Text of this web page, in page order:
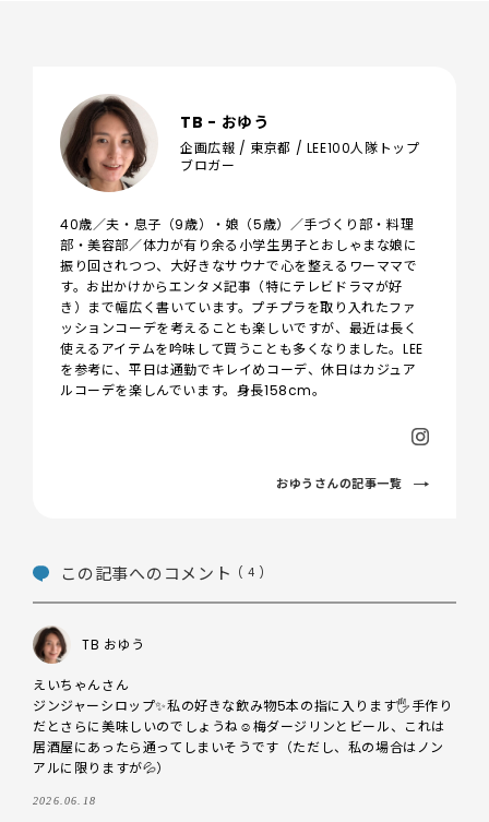
TB - おゆう
企画広報 / 東京都 / LEE100人隊トップ
ブロガー
40歳／夫・息子（9歳）・娘（5歳）／手づくり部・料理
部・美容部／体力が有り余る小学生男子とおしゃまな娘に
振り回されつつ、大好きなサウナで心を整えるワーママで
す。お出かけからエンタメ記事（特にテレビドラマが好
き）まで幅広く書いています。プチプラを取り入れたファ
ッションコーデを考えることも楽しいですが、最近は長く
使えるアイテムを吟味して買うことも多くなりました。LEE
を参考に、平日は通勤でキレイめコーデ、休日はカジュア
ルコーデを楽しんでいます。身長158cm。
おゆうさんの記事一覧
この記事へのコメント ( 4 )
TB おゆう
えいちゃんさん
ジンジャーシロップ✨私の好きな飲み物5本の指に入ります🖐️手作り
だとさらに美味しいのでしょうね☺️梅ダージリンとビール、これは
居酒屋にあったら通ってしまいそうです（ただし、私の場合はノン
アルに限りますが💦）
2026.06.18